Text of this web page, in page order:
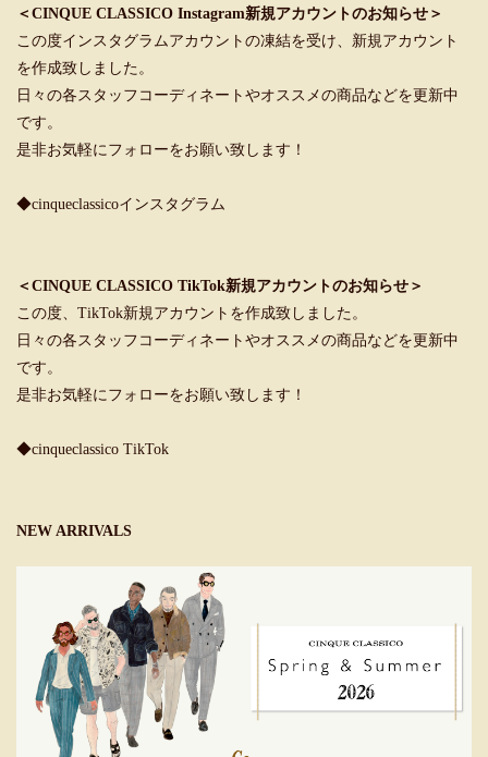
＜CINQUE CLASSICO Instagram新規アカウントのお知らせ＞
この度インスタグラムアカウントの凍結を受け、新規アカウント
を作成致しました。
日々の各スタッフコーディネートやオススメの商品などを更新中
です。
是非お気軽にフォローをお願い致します！
◆cinqueclassicoインスタグラム
＜CINQUE CLASSICO TikTok新規アカウントのお知らせ＞
この度、TikTok新規アカウントを作成致しました。
日々の各スタッフコーディネートやオススメの商品などを更新中
です。
是非お気軽にフォローをお願い致します！
◆cinqueclassico TikTok
NEW ARRIVALS